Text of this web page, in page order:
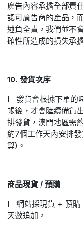
廣告內容承擔全部責
認可廣告商的產品，
述負全責。我們並不
確性所造成的損失承
10. 發貨次序
l 發貨會根據下單的
帳後，才會陸續備貨
排發貨，澳門地區需
約7個工作天內安排
算)。
商品現貨 / 預購
l 網站採現貨 + 預購
天數追加。